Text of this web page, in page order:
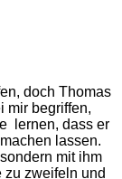
doch Thomas
mir begriffen,
lernen, dass er
lassen.
mit ihm
zu zweifeln und